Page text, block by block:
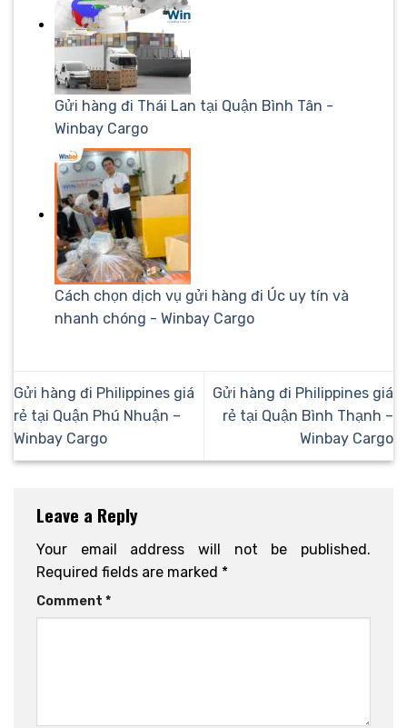
Gửi hàng đi Thái Lan tại Quận Bình Tân -
Winbay Cargo
Cách chọn dịch vụ gửi hàng đi Úc uy tín và
nhanh chóng - Winbay Cargo
Gửi hàng đi Philippines giá
rẻ tại Quận Phú Nhuận –
Winbay Cargo
Gửi hàng đi Philippines giá
rẻ tại Quận Bình Thạnh –
Winbay Cargo
Leave a Reply
Your email address will not be published.
Required fields are marked *
Comment *